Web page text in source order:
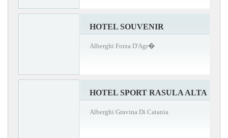
HOTEL SOUVENIR
Alberghi Forza D'Agr�
HOTEL SPORT RASULA ALTA
Alberghi Gravina Di Catania